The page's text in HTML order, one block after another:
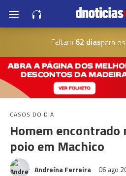
Faltam 62 diaspara os
CASOS DO DIA
Homem
poio em Machico
Andreína Ferreira 06 ago